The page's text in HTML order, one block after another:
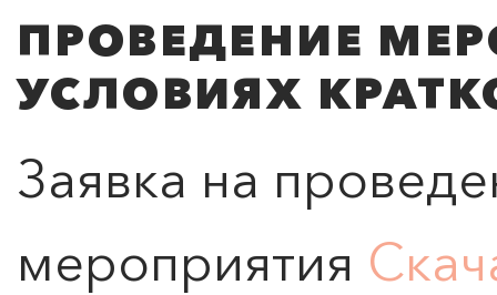
ПРОВЕДЕНИЕ
УСЛОВИЯХ
Заявка на
мероприятия